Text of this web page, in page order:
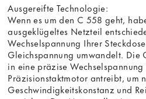
Ausgereifte Technologie:
Wenn es um den C 558 geht,
ausgeklügeltes Netzteil
Wechselspannung Ihrer
Gleichspannung umwandelt. Die
in eine präzise
Präzisionstaktmotor antreibt, um
Geschwindigkeitskonstanz und